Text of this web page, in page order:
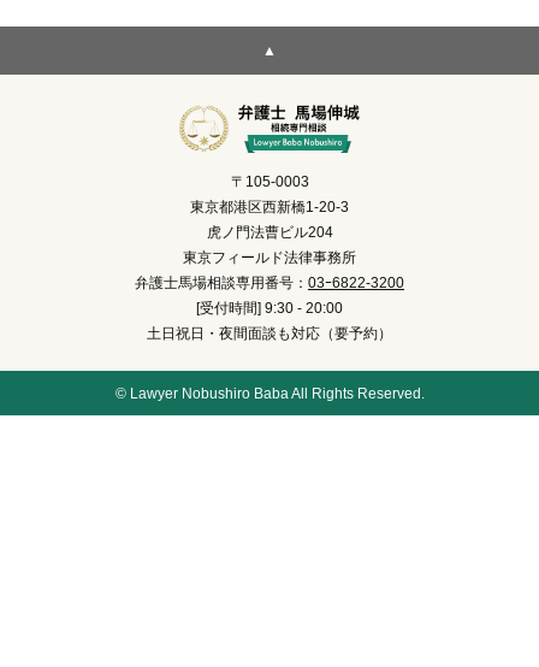
▲
〒105-0003
東京都港区西新橋1-20-3
虎ノ門法曹ビル204
東京フィールド法律事務所
弁護士馬場相談専用番号： 03ｰ6822-3200
[受付時間] 9:30 - 20:00
土日祝日・夜間面談も対応（要予約）
© Lawyer Nobushiro Baba All Rights Reserved.